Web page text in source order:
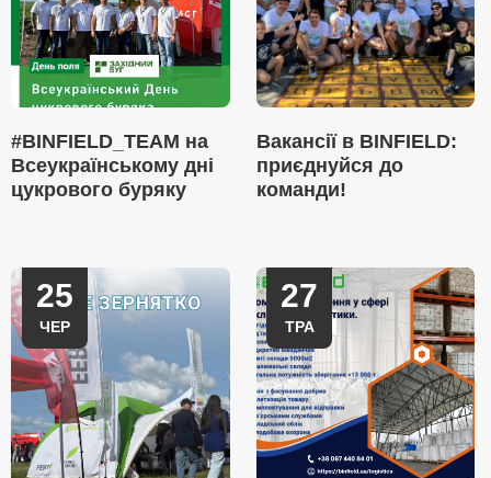
#BINFIELD_TEAM на
Всеукраїнському дні
цукрового буряку
Вакансії в BINFIELD:
приєднуйся до
команди!
25
ЧЕР
27
ТРА